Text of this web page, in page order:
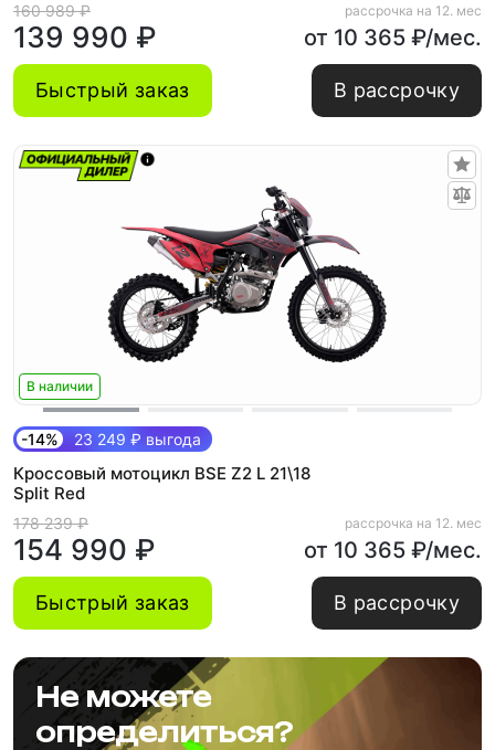
160 989 ₽
139 990 ₽
рассрочка на 12. мес
от 10 365 ₽/мес.
Быстрый заказ В рассрочку
В наличии
-14% 23 249 ₽ выгода
Кроссовый мотоцикл BSE Z2 L 21\18
Split Red
178 239 ₽
154 990 ₽
рассрочка на 12. мес
от 10 365 ₽/мес.
Быстрый заказ В рассрочку
Не можете
определиться?